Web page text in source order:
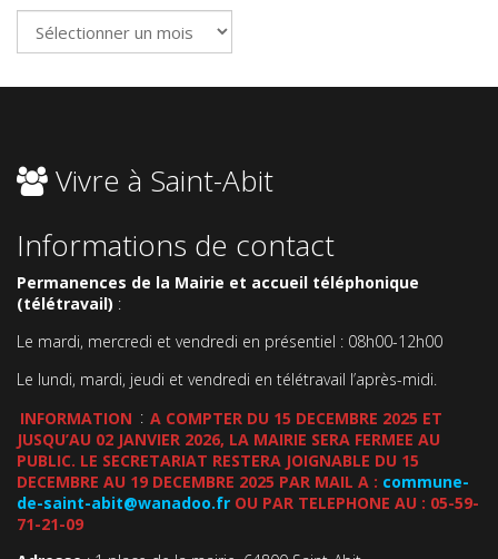
Archives
Vivre à Saint-Abit
Informations de contact
Permanences de la Mairie et accueil téléphonique
(télétravail) :
Le mardi, mercredi et vendredi en présentiel : 08h00-12h00
Le lundi, mardi, jeudi et vendredi en télétravail l’après-midi.
INFORMATION : A COMPTER DU 15 DECEMBRE 2025 ET
JUSQU’AU 02 JANVIER 2026, LA MAIRIE SERA FERMEE AU
PUBLIC. LE SECRETARIAT RESTERA JOIGNABLE DU 15
DECEMBRE AU 19 DECEMBRE 2025 PAR MAIL A : commune-
de-saint-abit@wanadoo.fr OU PAR TELEPHONE AU : 05-59-
71-21-09